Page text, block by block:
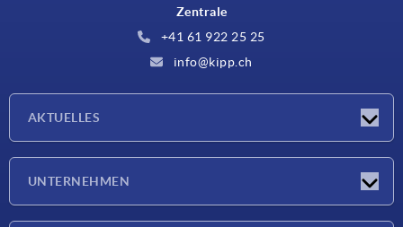
Zentrale
+41 61 922 25 25
info@kipp.ch
AKTUELLES
UNTERNEHMEN